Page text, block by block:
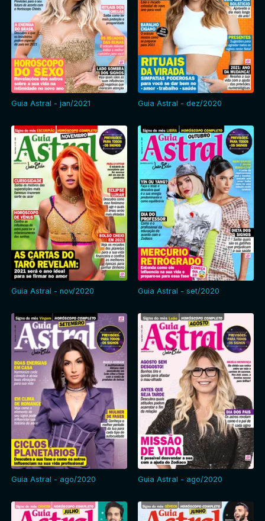
Guia Astral - jan/2021 Guia Astral - dez/2020
Guia Astral - nov/2020 Guia Astral - set/2020
Guia Astral - ago/2020 Guia Astral - ago/2020